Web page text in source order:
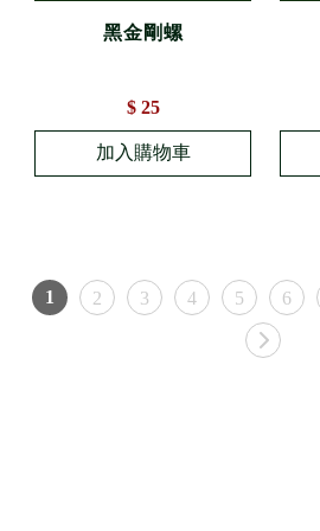
黑金剛螺
$ 25
1 2 3 4 5 6